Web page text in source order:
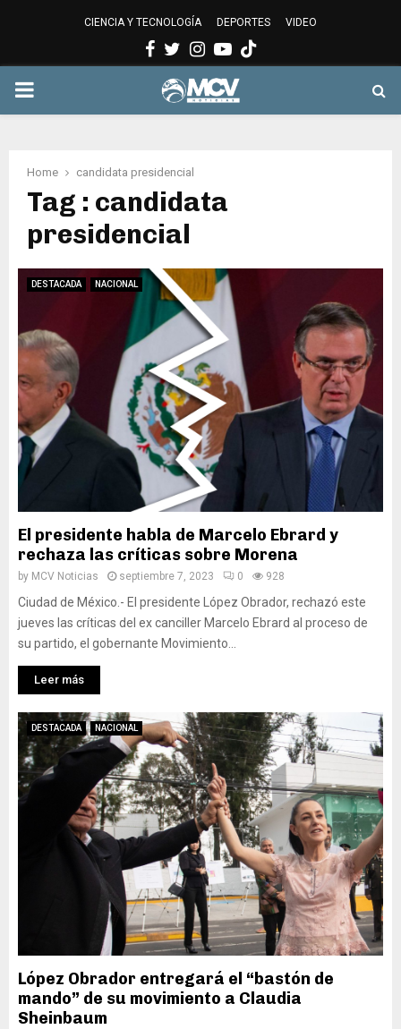
CIENCIA Y TECNOLOGÍA DEPORTES VIDEO
Facebook
Twitter
Instagram
Youtube
PRIMARY
Home candidata presidencial
Tag : candidata
presidencial
DESTACADA NACIONAL
El presidente habla de Marcelo Ebrard y
rechaza las críticas sobre Morena
by MCV Noticias septiembre 7, 2023 0 928
Ciudad de México.- El presidente López Obrador, rechazó este
jueves las críticas del ex canciller Marcelo Ebrard al proceso de
su partido, el gobernante Movimiento...
Leer más
DESTACADA NACIONAL
López Obrador entregará el “bastón de
mando” de su movimiento a Claudia
Sheinbaum